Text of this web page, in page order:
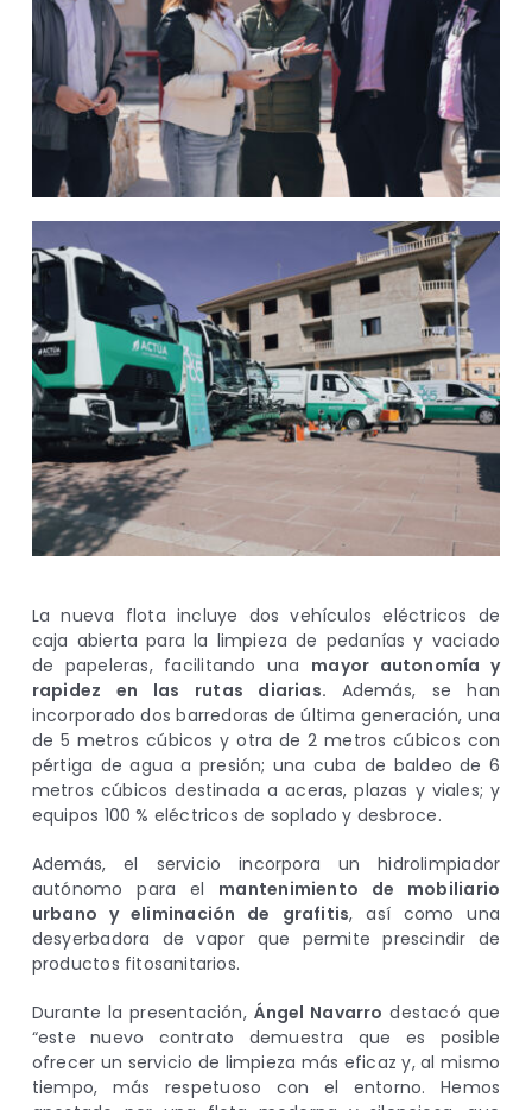
La nueva flota incluye dos vehículos eléctricos de
caja abierta para la limpieza de pedanías y vaciado
de papeleras, facilitando una mayor autonomía y
rapidez en las rutas diarias. Además, se han
incorporado dos barredoras de última generación, una
de 5 metros cúbicos y otra de 2 metros cúbicos con
pértiga de agua a presión; una cuba de baldeo de 6
metros cúbicos destinada a aceras, plazas y viales; y
equipos 100 % eléctricos de soplado y desbroce.
Además, el servicio incorpora un hidrolimpiador
autónomo para el mantenimiento de mobiliario
urbano y eliminación de grafitis, así como una
desyerbadora de vapor que permite prescindir de
productos fitosanitarios.
Durante la presentación, Ángel Navarro destacó que
“este nuevo contrato demuestra que es posible
ofrecer un servicio de limpieza más eficaz y, al mismo
tiempo, más respetuoso con el entorno. Hemos